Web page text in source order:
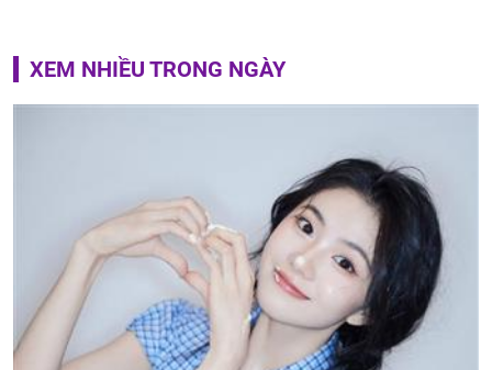
XEM NHIỀU TRONG NGÀY